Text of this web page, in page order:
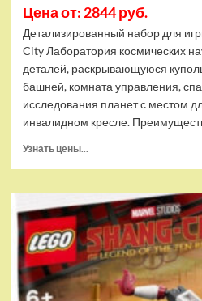
Цена от: 2844 руб.
Детализированный набор для
City Лаборатория космических
деталей, раскрывающуюся
башней, комната управления,
исследования планет с местом
инвалидном кресле.
Узнать цены...
(EU)
Конструктор
LEGO
City
Лаборатория
космических
наук